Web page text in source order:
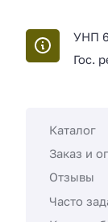
УНП
Гос.
Каталог
Заказ и
Отзывы
Часто